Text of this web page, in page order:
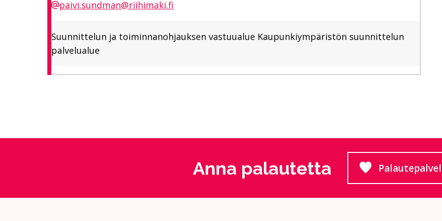
paivi.sundman@riihimaki.fi
Suunnittelun ja toiminnanohjauksen vastuualue Kaupunkiympäristön suunnittelun
palvelualue
Anna palautetta Siirtyy